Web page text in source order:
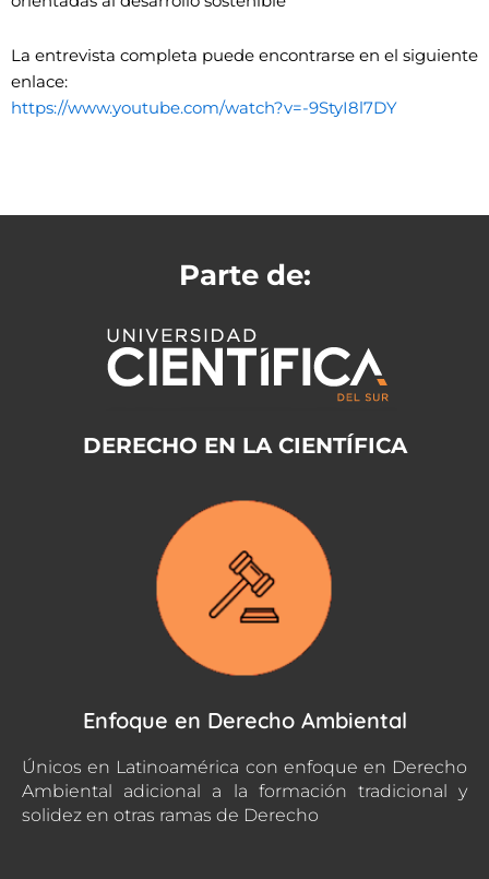
La entrevista completa puede encontrarse en el siguiente
enlace:
https://www.youtube.com/watch?v=-9StyI8l7DY
Parte de:
DERECHO EN LA CIENTÍFICA
Enfoque en Derecho Ambiental
Únicos en Latinoamérica con enfoque en Derecho
Ambiental adicional a la formación tradicional y
solidez en otras ramas de Derecho